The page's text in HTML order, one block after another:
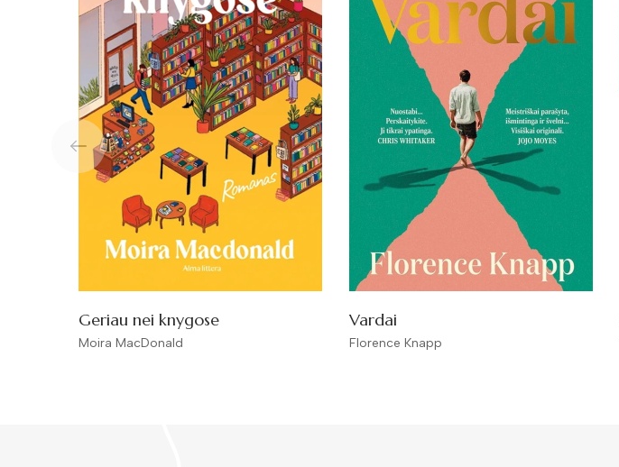
Geriau nei knygose
Moira MacDonald
Vardai
Florence Knapp